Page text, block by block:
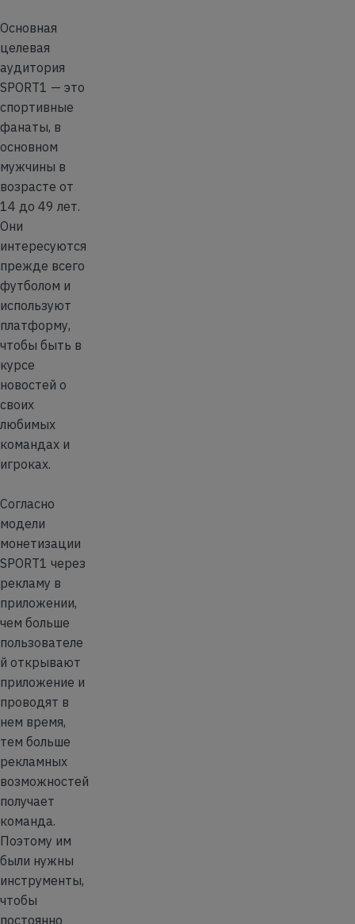
Основная
целевая
аудитория
SPORT1 — это
спортивные
фанаты, в
основном
мужчины в
возрасте от
14 до 49 лет.
Они
интересуются
прежде всего
футболом и
используют
платформу,
чтобы быть в
курсе
новостей о
своих
любимых
командах и
игроках.
Согласно
модели
монетизации
SPORT1 через
рекламу в
приложении,
чем больше
пользователе
й открывают
приложение и
проводят в
нем время,
тем больше
рекламных
возможностей
получает
команда.
Поэтому им
были нужны
инструменты,
чтобы
постоянно